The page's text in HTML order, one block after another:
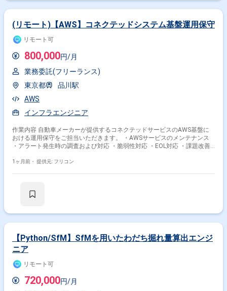
(リモート)【AWS】コネクテッドシステム基盤運用保守
リモート可
800,000円/月
業務委託(フリーランス)
東京都
品川駅
AWS
インフラエンジニア
作業内容 自動車メーカーが提供するコネクテッドサービスのAWS基盤に
おける運用保守をご担当いただきます。 ・AWSサービスのメンテナンス
・アラート発生時の調査および対応 ・脆弱性対応 ・EOL対応 ・課題改善
1ヶ月前・ 提供元: フリコン
【Python/SfM】SfMを用いたわだち掘れ量算出エンジ
ニア
リモート可
720,000円/月